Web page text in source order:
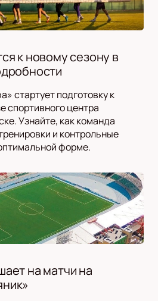
к новому сезону в
стартует подготовку к
спортивного центра
Узнайте, как команда
и контрольные
форме.
на матчи на